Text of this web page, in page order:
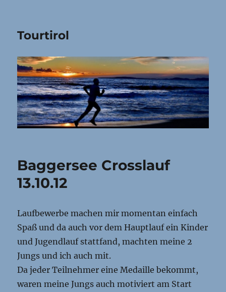
Tourtirol
Baggersee Crosslauf
13.10.12
Laufbewerbe machen mir momentan einfach
Spaß und da auch vor dem Hauptlauf ein Kinder
und Jugendlauf stattfand, machten meine 2
Jungs und ich auch mit.
Da jeder Teilnehmer eine Medaille bekommt,
waren meine Jungs auch motiviert am Start